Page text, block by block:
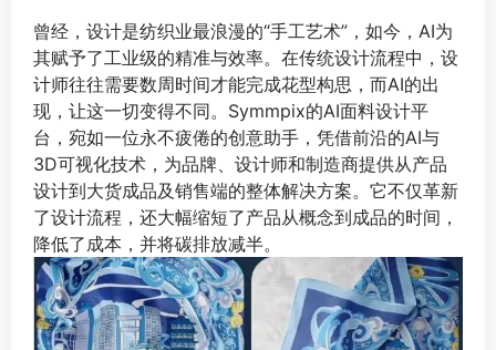
曾经，设计是纺织业最浪漫的“手工艺术”，如今，AI为
其赋予了工业级的精准与效率。在传统设计流程中，设
计师往往需要数周时间才能完成花型构思，而AI的出
现，让这一切变得不同。Symmpix的AI面料设计平
台，宛如一位永不疲倦的创意助手，凭借前沿的AI与
3D可视化技术，为品牌、设计师和制造商提供从产品
设计到大货成品及销售端的整体解决方案。它不仅革新
了设计流程，还大幅缩短了产品从概念到成品的时间，
降低了成本，并将碳排放减半。